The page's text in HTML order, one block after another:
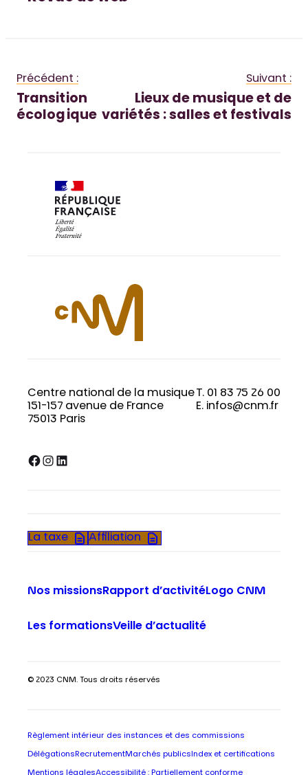
Précédent :
Transition
écologique
Suivant :
Lieux de musique et de
variétés : salles et festivals
Centre national de la musique
151-157 avenue de France
75013 Paris
T. 01 83 75 26 00
E. infos@cnm.fr
Facebook InstagramLinkedIn
La taxe Affiliation
Nos missionsRapport d’activitéLogo CNM
Les formationsVeille d’actualité
© 2023 CNM. Tous droits réservés
Règlement intérieur des instances et des commissions
Délégations RecrutementMarchés publics Index et certifications
Mentions légalesAccessibilité : Partiellement conforme